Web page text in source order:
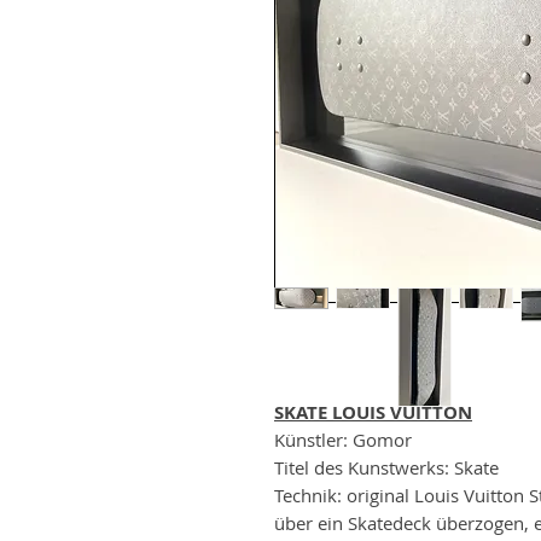
SKATE LOUIS VUITTON
Künstler: Gomor
Titel des Kunstwerks: Skate
Technik: original Louis Vuitton
über ein Skatedeck überzogen,